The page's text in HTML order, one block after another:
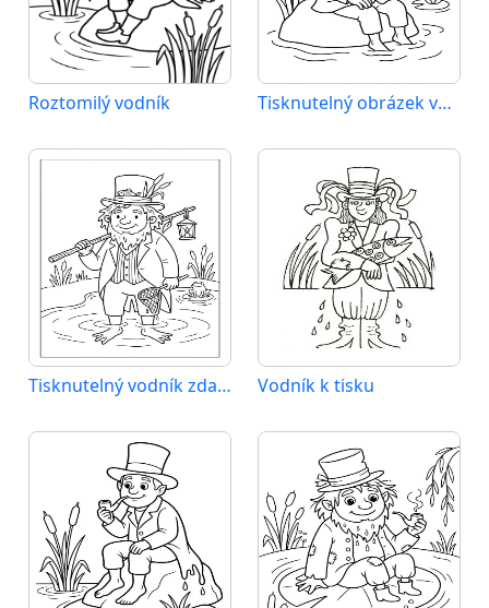
Roztomilý vodník Tisknutelný obrázek vodníka
Tisknutelný vodník zdarma Vodník k tisku